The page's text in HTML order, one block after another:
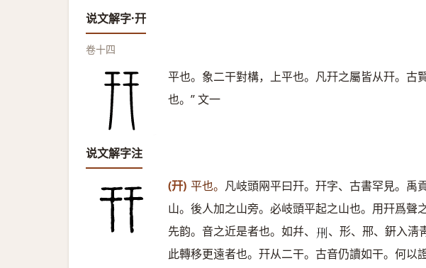
说文解字·幵
卷十四
平也。象二干對構，上平也。凡幵之屬皆从幵。古
也。” 文一
说文解字注
(幵) 平也。 凡岐頭㒳平曰幵。幵字、古書罕見。禹
山。後人加之山旁。必岐頭平起之山也。用幵爲聲
先韵。音之近是者也。如幷、 𠛬、形、郉、銒入淸
此轉移更遠者也。幵从二干。古音仍讀如干。何以